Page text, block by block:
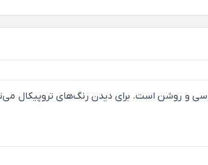
و روشن است. برای دیدن رنگ‌های تروپیکال